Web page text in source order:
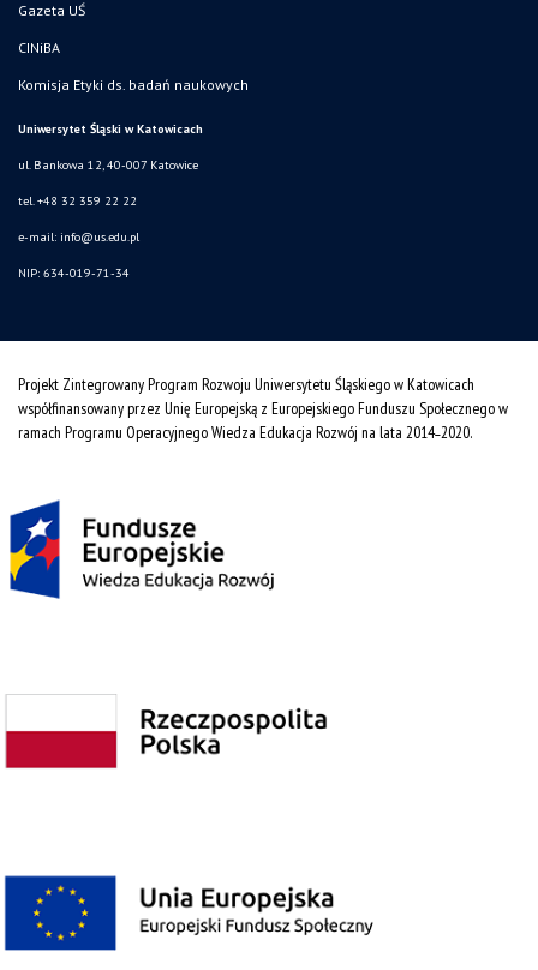
Gazeta UŚ
CINiBA
Komisja Etyki ds. badań naukowych
Uniwersytet Śląski w Katowicach
ul. Bankowa 12, 40-007 Katowice
tel. +48 32 359 22 22
e-mail: info@us.edu.pl
NIP: 634-019-71-34
Projekt Zintegrowany Program Rozwoju Uniwersytetu Śląskiego w Katowicach
współfinansowany przez Unię Europejską z Europejskiego Funduszu Społecznego w
ramach Programu Operacyjnego Wiedza Edukacja Rozwój na lata 2014˗2020.